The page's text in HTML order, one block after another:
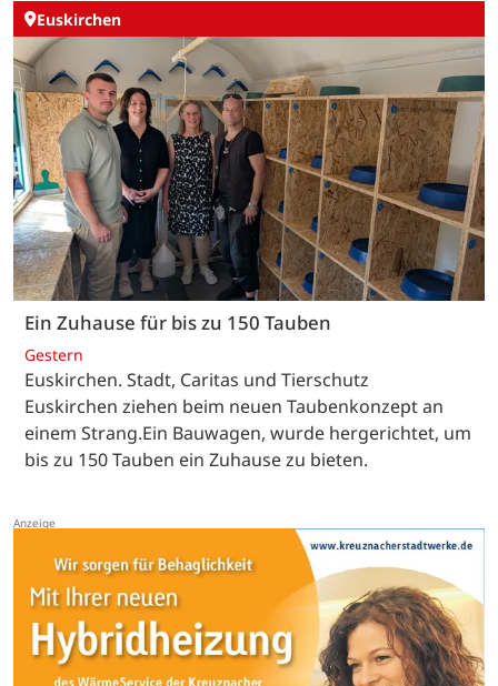
Euskirchen
Ein Zuhause für bis zu 150 Tauben
Gestern
Euskirchen. Stadt, Caritas und Tierschutz
Euskirchen ziehen beim neuen Taubenkonzept an
einem Strang.Ein Bauwagen, wurde hergerichtet, um
bis zu 150 Tauben ein Zuhause zu bieten.